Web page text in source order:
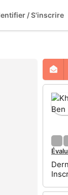
/ S'inscrire